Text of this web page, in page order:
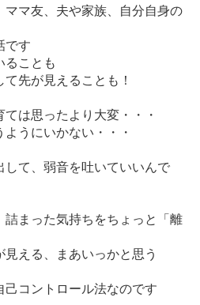
マ友、夫や家族、自分自身の
です
ることも
先が見えることも！
は思ったより大変・・・
うにいかない・・・
して、弱音を吐いていいんで
まった気持ちをちょっと「離
える、まあいっかと思う
己コントロール法なのです